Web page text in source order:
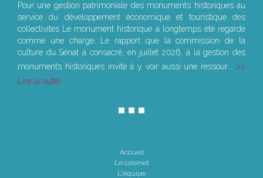
Pour une gestion patrimoniale des monuments historiques au
service du développement économique et touristique des
collectivités Le monument historique a longtemps été regardé
comme une charge. Le rapport que la commission de la
culture du Sénat a consacré, en juillet 2026, à la gestion des
monuments historiques invite à y voir aussi une ressour...
Lire la suite
Accueil
Le cabinet
L'équipe